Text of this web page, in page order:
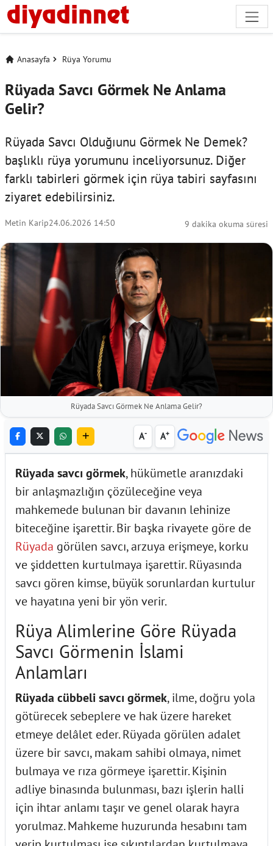
Anasayfa Rüya Yorumu
Rüyada Savcı Görmek Ne Anlama
Gelir?
Rüyada Savcı Olduğıunu Görmek Ne Demek?
başlıklı rüya yorumunu inceliyorsunuz. Diğer
farklı tabirleri görmek için rüya tabiri sayfasını
ziyaret edebilirsiniz.
Metin Karip24.06.2026 14:50 9 dakika okuma süresi
Rüyada Savcı Görmek Ne Anlama Gelir?
A- A+
Rüyada savcı görmek, hükümetle aranızdaki
bir anlaşmazlığın çözüleceğine veya
mahkemede bulunan bir davanın lehinize
biteceğine işarettir. Bir başka rivayete göre de
Rüyada görülen savcı, arzuya erişmeye, korku
ve şiddetten kurtulmaya işarettir. Rüyasında
savcı gören kimse, büyük sorunlardan kurtulur
ve hayatına yeni bir yön verir.
Rüya Alimlerine Göre Rüyada
Savcı Görmenin İslami
Anlamları
Rüyada cübbeli savcı görmek, ilme, doğru yola
götürecek sebeplere ve hak üzere hareket
etmeye delâlet eder. Rüyada görülen adalet
üzere bir savcı, makam sahibi olmaya, nimet
bulmaya ve rıza görmeye işarettir. Kişinin
adliye binasında bulunması, bazı işlerin halli
için ihtar anlamı taşır ve genel olarak hayra
yorulmaz. Mahkeme huzurunda hesabını tam